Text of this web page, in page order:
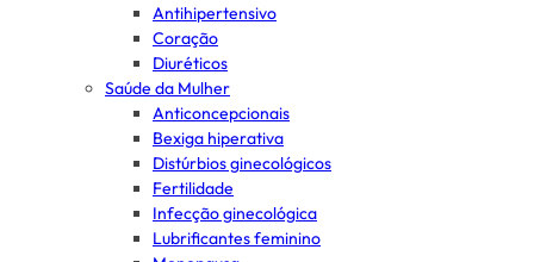
Antihipertensivo
Coração
Diuréticos
Saúde da Mulher
Anticoncepcionais
Bexiga hiperativa
Distúrbios ginecológicos
Fertilidade
Infecção ginecológica
Lubrificantes feminino